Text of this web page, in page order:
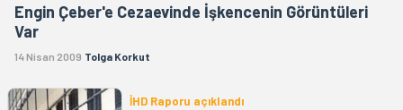
Engin Çeber'e Cezaevinde İşkencenin Görüntüleri
Var
14 Nisan 2009 Tolga Korkut
İHD Raporu açıklandı